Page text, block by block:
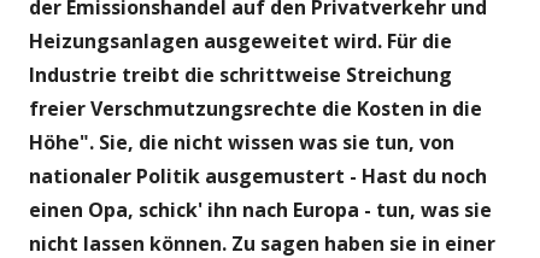
der Emissionshandel auf den Privatverkehr und
Heizungsanlagen ausgeweitet wird. Für die
Industrie treibt die schrittweise Streichung
freier Verschmutzungsrechte die Kosten in die
Höhe". Sie, die nicht wissen was sie tun, von
nationaler Politik ausgemustert - Hast du noch
einen Opa, schick' ihn nach Europa - tun, was sie
nicht lassen können. Zu sagen haben sie in einer